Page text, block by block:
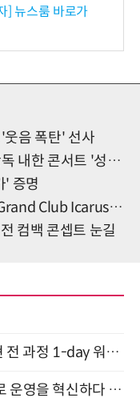
카테고리로
] 뉴스룸 바로가
웃음 폭탄' 선사
내한 콘서트 '성료'
' 증명
Icarus' 화려 피날레
컴백 콘셉트 눈길
UX 기획·DESIGN.md 설계·AI 구현 전 과정 1-day 워크숍 with Claude Code·Codex 9월 15일 개최
[올쇼TV] AI 인프라를 관측하고, AI로 운영을 혁신하다 (8월 11일 생방송)